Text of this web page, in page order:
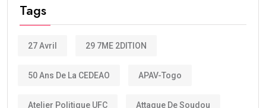
Tags
27 Avril 29 7ME 2DITION
50 Ans De La CEDEAO APAV-Togo
Atelier Politique UFC Attaque De Soudou